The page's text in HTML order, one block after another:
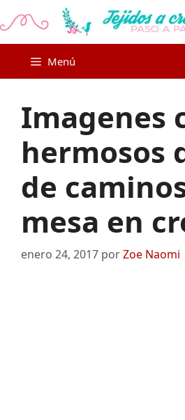
al
Menú
Imagenes
hermosos
de
mesa en
enero 24, 2017 porZoe Naomi